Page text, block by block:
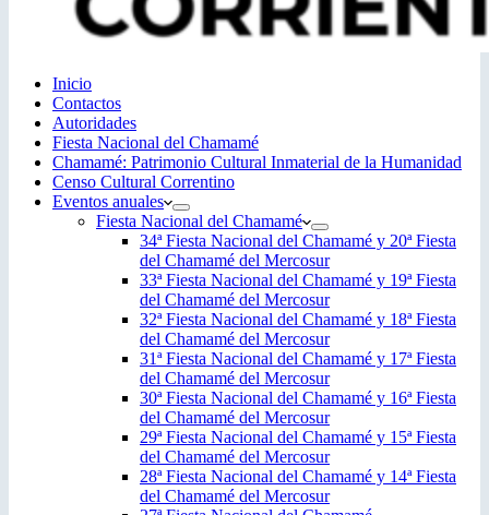
Inicio
Contactos
Autoridades
Fiesta Nacional del Chamamé
Chamamé: Patrimonio Cultural Inmaterial de la Humanidad
Censo Cultural Correntino
Eventos anuales
Fiesta Nacional del Chamamé
34ª Fiesta Nacional del Chamamé y 20ª Fiesta
del Chamamé del Mercosur
33ª Fiesta Nacional del Chamamé y 19ª Fiesta
del Chamamé del Mercosur
32ª Fiesta Nacional del Chamamé y 18ª Fiesta
del Chamamé del Mercosur
31ª Fiesta Nacional del Chamamé y 17ª Fiesta
del Chamamé del Mercosur
30ª Fiesta Nacional del Chamamé y 16ª Fiesta
del Chamamé del Mercosur
29ª Fiesta Nacional del Chamamé y 15ª Fiesta
del Chamamé del Mercosur
28ª Fiesta Nacional del Chamamé y 14ª Fiesta
del Chamamé del Mercosur